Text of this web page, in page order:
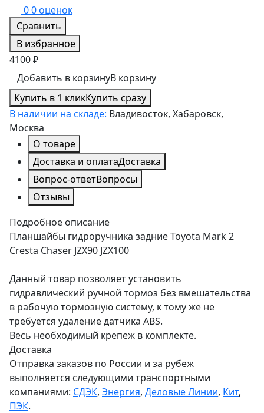
00 оценок
Сравнить
В избранное
4100 ₽
Добавить в корзинуВ корзину
Купить в 1 кликКупить сразу
В наличии на складе: Владивосток, Хабаровск,
Москва
О товаре
Доставка и оплатаДоставка
Вопрос-ответВопросы
Отзывы
Подробное описание
Планшайбы гидроручника задние Toyota Mark 2
Cresta Chaser JZX90 JZX100
Данный товар позволяет установить
гидравлический ручной тормоз без вмешательства
в рабочую тормозную систему, к тому же не
требуется удаление датчика ABS.
Весь необходимый крепеж в комплекте.
Доставка
Отправка заказов по России и за рубеж
выполняется следующими транспортными
компаниями: СДЭК, Энергия, Деловые Линии, Кит,
ПЭК.